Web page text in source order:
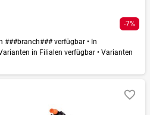
-7%
###branch### verfügbar • In
in Filialen verfügbar • Varianten